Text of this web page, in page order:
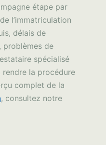
étape par
l’immatriculation
délais de
problèmes de
spécialisé
rendre la procédure
complet de la
, consultez notre